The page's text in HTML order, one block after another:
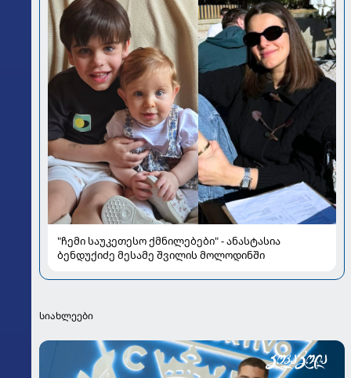
"ჩემი საუკეთესო ქმნილებები" - ანასტასია
ბენდუქიძე მესამე შვილის მოლოდინში
სიახლეები